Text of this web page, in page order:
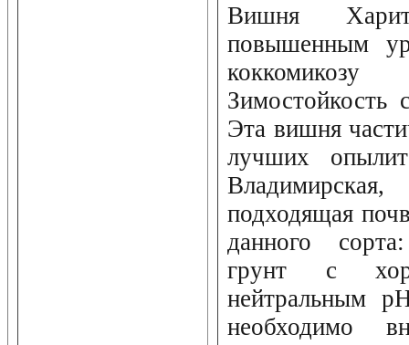
Вишня
повышенным
Зимостойкость
Эта вишня
лучших
подходящая
данного
грунт с
нейтральным
необходимо